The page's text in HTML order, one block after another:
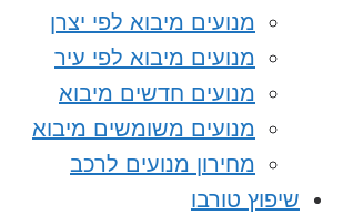
מנועים מיבוא לפי יצרן
מנועים מיבוא לפי עיר
מנועים חדשים מיבוא
מנועים משומשים מיבוא
מחירון מנועים לרכב
שיפוץ טורבו